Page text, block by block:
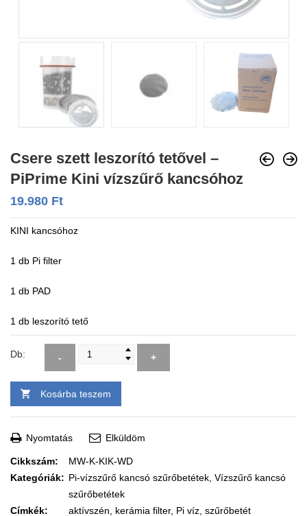
Csere szett leszorító tetővel –
PiPrime Kini vízszűrő kancsóhoz
19.980 Ft
KINI kancsóhoz
1 db Pi filter
1 db PAD
1 db leszorító tető
-
Db: +
Kosárba teszem
Nyomtatás Elküldöm
Cikkszám:
MW-K-KIK-WD
Kategóriák: Pi-vízszűrő kancsó szűrőbetétek, Vízszűrő kancsó
szűrőbetétek
Címkék:
aktívszén, kerámia filter, Pi víz, szűrőbetét